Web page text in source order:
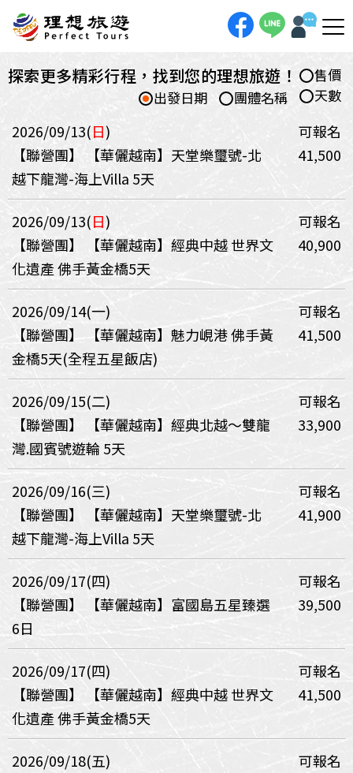
探索更多精彩行程，找到您的理想旅遊！
售價
天數
團體名稱
出發日期
2026/09/13(日)
可報名
【聯營團】
【華儷越南】天堂樂璽號-北
越下龍灣-海上Villa 5天
41,500
2026/09/13(日)
可報名
【聯營團】
【華儷越南】經典中越 世界文
化遺產 佛手黃金橋5天
40,900
2026/09/14(一)
可報名
【聯營團】
【華儷越南】魅力峴港 佛手黃
金橋5天(全程五星飯店)
41,500
2026/09/15(二)
可報名
【聯營團】
【華儷越南】經典北越～雙龍
灣.國賓號遊輪 5天
33,900
2026/09/16(三)
可報名
【聯營團】
【華儷越南】天堂樂璽號-北
越下龍灣-海上Villa 5天
41,900
2026/09/17(四)
可報名
【聯營團】
【華儷越南】富國島五星臻選
6日
39,500
2026/09/17(四)
可報名
【聯營團】
【華儷越南】經典中越 世界文
化遺產 佛手黃金橋5天
41,500
2026/09/18(五)
可報名